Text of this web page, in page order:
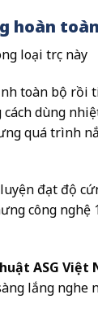
hoàn toàn
loại trục này
toàn bộ rồi
dùng
quá trình
đạt độ
công nghệ
ASG Việt
lắng nghe